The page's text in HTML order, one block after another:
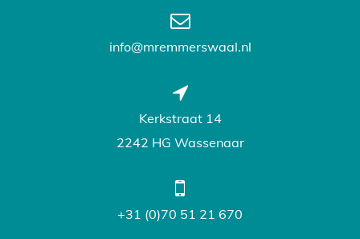
info@mremmerswaal.nl
Kerkstraat 14
2242 HG Wassenaar
+31 (0)70 51 21 670